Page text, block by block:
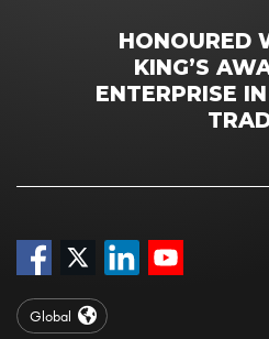
HONOURED
KING’S
ENTERPRISE
Global